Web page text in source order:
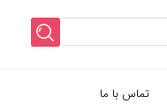
تماس با ما